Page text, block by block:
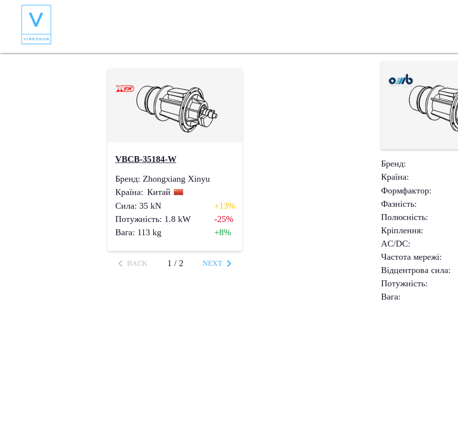
Бренд:
Країна:
Формфактор:
Фазність:
Полюсність:
Кріплення:
AC/DC:
Частота мережі:
Відцентрова сила:
Потужність:
Вага:
VBCB-35184-W
Бренд: Zhongxiang Xinyu
Країна: Китай
Сила: 35 kN
+13%
Потужність: 1.8 kW
-25%
Вага: 113 kg +8%
BACK 1 / 2 NEXT